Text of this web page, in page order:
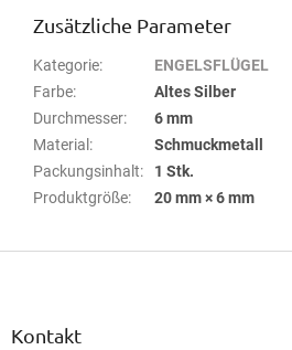
Zusätzliche Parameter
Kategorie:
ENGELSFLÜGEL
Farbe:
Altes Silber
Durchmesser:
6 mm
Material :
Schmuckmetall
Packungsinhalt:
1 Stk.
Produktgröße: 20 mm × 6 mm
F
Kontakt